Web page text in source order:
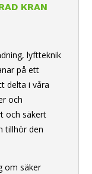
KRAN
lyftteknik
på ett
delta i våra
och
och säkert
tillhör den
om säker